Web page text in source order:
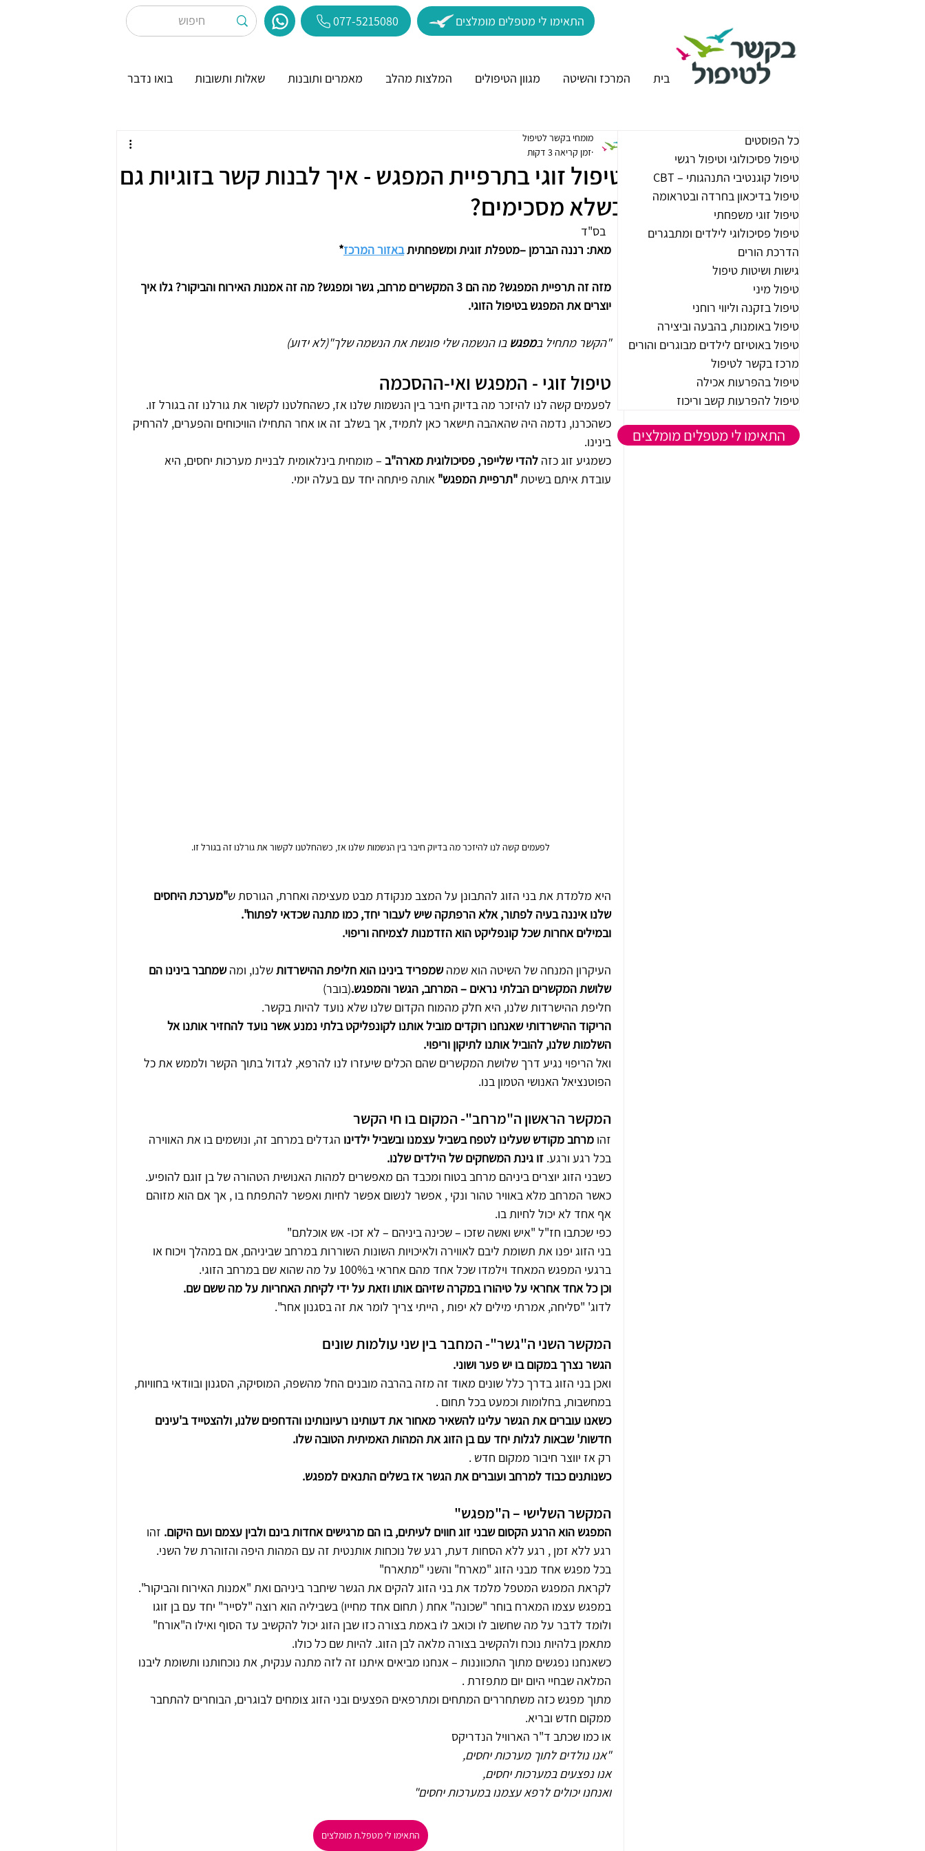
077-5215080 התאימו לי מטפלים מומלצים
בית המרכז והשיטה מגוון הטיפולים המלצות מהלב מאמרים ותובנות שאלות ותשובות בואו נדבר
טיפול זוגי בתרפיית המפגש - איך לבנות קשר בזוגיות גם
כשלא מסכימים?
מומחי בקשר לטיפול
זמן קריאה 3 דקות
מאת: רננה הברמן –מטפלת זוגית ומשפחתית באזור המרכז*
מזה זה תרפיית המפגש? מה הם 3 המקשרים מרחב, גשר ומפגש? מה זה אמנות האירוח והביקור? גלו איך
יוצרים את המפגש בטיפול הזוגי.
"הקשר מתחיל במפגש בו הנשמה שלי פוגשת את הנשמה שלך"(לא ידוע)
טיפול זוגי - המפגש ואי-ההסכמה
לפעמים קשה לנו להיזכר מה בדיוק חיבר בין הנשמות שלנו אז, כשהחלטנו לקשור את גורלנו זה בגורל זו.
כשהכרנו, נדמה היה שהאהבה תישאר כאן לתמיד, אך בשלב זה או אחר התחילו הוויכוחים והפערים, להרחיק
בינינו.
כשמגיע זוג כזה להדי שלייפר, פסיכולוגית מארה"ב – מומחית בינלאומית לבניית מערכות יחסים, היא
עובדת איתם בשיטת "תרפיית המפגש" אותה פיתחה יחד עם בעלה יומי.
לפעמים קשה לנו להיזכר מה בדיוק חיבר בין הנשמות שלנו אז, כשהחלטנו לקשור את גורלנו זה בגורל זו.
היא מלמדת את בני הזוג להתבונן על המצב מנקודת מבט מעצימה ואחרת, הגורסת ש"מערכת היחסים
שלנו איננה בעיה לפתור, אלא הרפתקה שיש לעבור יחד, כמו מתנה שכדאי לפתוח".
ובמילים אחרות שכל קונפליקט הוא הזדמנות לצמיחה וריפוי.
העיקרון המנחה של השיטה הוא שמה שמפריד בינינו הוא חליפת ההישרדות שלנו, ומה שמחבר בינינו הם
שלושת המקשרים הבלתי נראים – המרחב, הגשר והמפגש.(בובר)
חליפת ההישרדות שלנו, היא חלק מהמוח הקדום שלנו שלא נועד להיות בקשר.
הריקוד ההישרדותי שאנחנו רוקדים מוביל אותנו לקונפליקט בלתי נמנע אשר נועד להחזיר אותנו אל
השלמות שלנו, להוביל אותנו לתיקון וריפוי.
ואל הריפוי נגיע דרך שלושת המקשרים שהם הכלים שיעזרו לנו להרפא, לגדול בתוך הקשר ולממש את כל
הפוטנציאל האנושי הטמון בנו.
המקשר הראשון ה"מרחב"- המקום בו חי הקשר
זהו מרחב מקודש שעלינו לטפח בשביל עצמנו ובשביל ילדינו הגדלים במרחב זה, ונושמים בו את האווירה
בכל רגע ורגע. זו גינת המשחקים של הילדים שלנו.
כשבני הזוג יוצרים ביניהם מרחב בטוח ומכבד הם מאפשרים למהות האנושית הטהורה של בן זוגם להופיע.
כאשר המרחב מלא באוויר טהור ונקי , אפשר לנשום אפשר לחיות ואפשר להתפתח בו , אך אם הוא מזוהם
אף אחד לא יכול לחיות בו.
כפי שכתבו חז"ל "איש ואשה שזכו – שכינה ביניהם – לא זכו- אש אוכלתם"
בני הזוג יפנו את תשומת ליבם לאווירה ולאיכויות השונות השוררות במרחב שביניהם, אם במהלך ויכוח או
ברגעי המפגש המאחד וילמדו שכל אחד מהם אחראי ב100% על מה שהוא שם במרחב הזוגי.
וכן כל אחד אחראי על טיהורו במקרה שזיהם אותו וזאת על ידי לקיחת האחריות על מה ששם שם.
לדוג' "סליחה, אמרתי מילים לא יפות , הייתי צריך לומר את זה בסגנון אחר".
המקשר השני ה"גשר"- המחבר בין שני עולמות שונים
הגשר נצרך במקום בו יש פער ושוני.
ואכן בני הזוג בדרך כלל שונים מאוד זה מזה בהרבה מובנים החל מהשפה, המוסיקה, הסגנון ובוודאי בחוויות,
במחשבות, בחלומות וכמעט בכל תחום .
כשאנו עוברים את הגשר עלינו להשאיר מאחור את דעותינו רעיונותינו והדחפים שלנו, ולהצטייד ב'עינים
חדשות' שבאות לגלות יחד עם בן הזוג את המהות האמיתית הטובה שלו.
רק אז יווצר חיבור ממקום חדש .
כשנותנים כבוד למרחב ועוברים את הגשר אז בשלים התנאים למפגש.
המקשר השלישי – ה"מפגש"
המפגש הוא הרגע הקסום שבני זוג חווים לעיתים, בו הם מרגישים אחדות בינם ולבין עצמם ועם היקום. זהו
רגע ללא זמן , רגע ללא הסחות דעת, רגע של נוכחות אותנטית זה עם המהות היפה והזוהרת של השני.
בכל מפגש אחד מבני הזוג "מארח" והשני "מתארח"
לקראת המפגש המטפל מלמד את בני הזוג להקים את הגשר שיחבר ביניהם ואת "אמנות האירוח והביקור".
במפגש עצמו המארח בוחר "שכונה" אחת ( תחום אחד מחייו) בשביליה הוא רוצה "לסייר" יחד עם בן זוגו
ולומד לדבר על מה שחשוב לו וכואב לו באמת בצורה כזו שבן הזוג יכול להקשיב עד הסוף ואילו ה"אורח"
מתאמן בלהיות נוכח ולהקשיב בצורה מלאה לבן הזוג. להיות שם כל כולו.
כשאנחנו נפגשים מתוך התכווננות – אנחנו מביאים איתנו זה לזה מתנה ענקית, את נוכחותנו ותשומת ליבנו
המלאה שבחיי היום יום מתפזרת .
מתוך מפגש כזה משתחררים המתחים ומתרפאים הפצעים ובני הזוג צומחים לבוגרים, הבוחרים להתחבר
ממקום חדש ובריא.
או כמו שכתב ד"ר הארוויל הנדריקס
"אנו נולדים לתוך מערכות יחסים,
אנו נפצעים במערכות יחסים,
ואנחנו יכולים לרפא עצמנו במערכות יחסים"
התאימו לי מטפל.ת מומלצים
כל הפוסטים
טיפול פסיכולוגי וטיפול רגשי
טיפול קוגנטיבי התנהגותי – CBT
טיפול בדיכאון בחרדה ובטראומה
טיפול זוגי משפחתי
טיפול פסיכולוגי לילדים ומתבגרים
הדרכת הורים
גישות ושיטות טיפול
טיפול מיני
טיפול בזקנה וליווי רוחני
טיפול באומנות, בהבעה וביצירה
טיפול באוטיזם לילדים מבוגרים והורים
מרכז בקשר לטיפול
טיפול בהפרעות אכילה
טיפול להפרעות קשב וריכוז
התאימו לי מטפלים מומלצים